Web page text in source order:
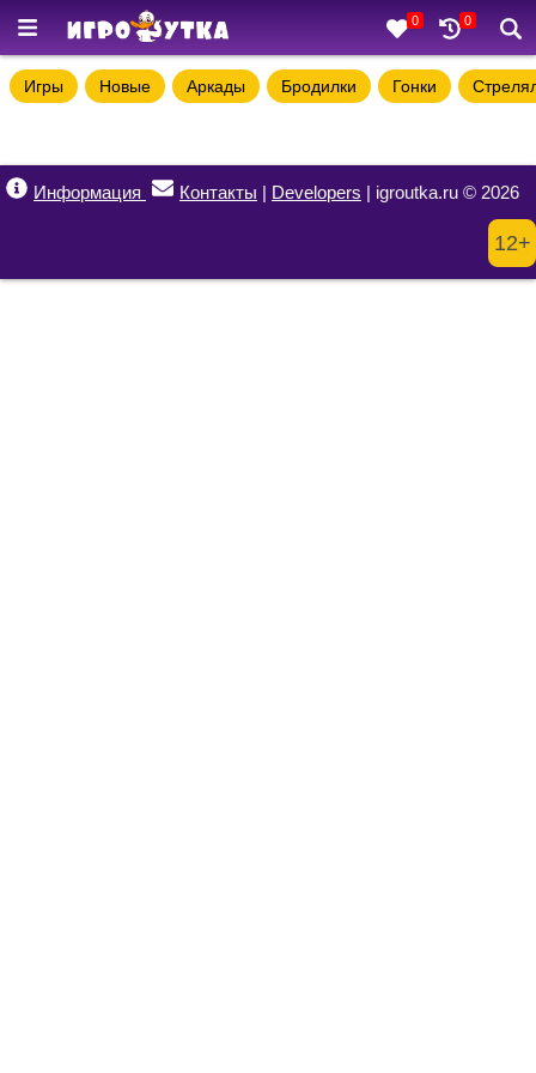
0 0
Игры Новые Аркады Бродилки Гонки
Информация Контакты | Developers | igroutka.ru © 2026
12+